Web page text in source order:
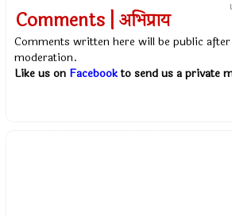
Comments | अभिप्राय
Comments written here will be public
moderation.
Like us on Facebookto send us a private